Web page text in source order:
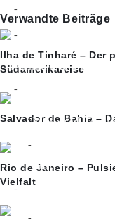
Südamerika
Gedanken &
Motorrad
fällt?
Verwandte Beiträge
Ilha de Tinharé – Der
Südamerikareise
Salvador de Bahia –
Rio de Janeiro –
Vielfalt